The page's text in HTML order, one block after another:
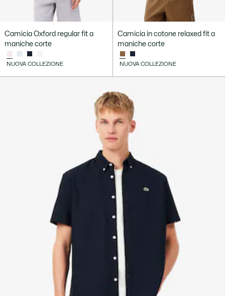
Camicia Oxford regular fit a
maniche corte
NUOVA COLLEZIONE
Camicia in cotone relaxed fit a
maniche corte
NUOVA COLLEZIONE